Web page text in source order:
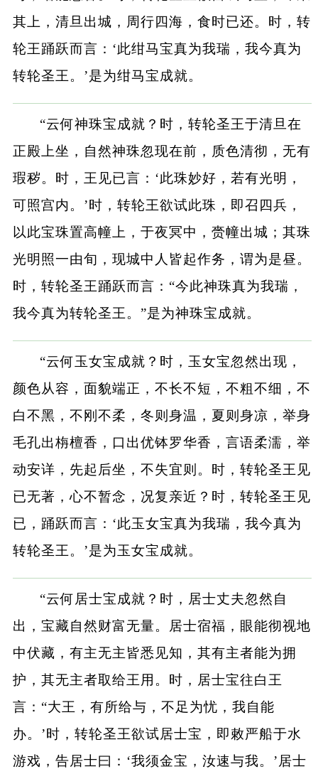
其上，清旦出城，周行四海，食时已还。时，转
轮王踊跃而言：‘此绀马宝真为我瑞，我今真为
转轮圣王。’是为绀马宝成就。
“云何神珠宝成就？时，转轮圣王于清旦在
正殿上坐，自然神珠忽现在前，质色清彻，无有
瑕秽。时，王见已言：‘此珠妙好，若有光明，
可照宫内。’时，转轮王欲试此珠，即召四兵，
以此宝珠置高幢上，于夜冥中，赍幢出城；其珠
光明照一由旬，现城中人皆起作务，谓为是昼。
时，转轮圣王踊跃而言：“今此神珠真为我瑞，
我今真为转轮圣王。”是为神珠宝成就。
“云何玉女宝成就？时，玉女宝忽然出现，
颜色从容，面貌端正，不长不短，不粗不细，不
白不黑，不刚不柔，冬则身温，夏则身凉，举身
毛孔出栴檀香，口出优钵罗华香，言语柔濡，举
动安详，先起后坐，不失宜则。时，转轮圣王见
已无著，心不暂念，况复亲近？时，转轮圣王见
已，踊跃而言：‘此玉女宝真为我瑞，我今真为
转轮圣王。’是为玉女宝成就。
“云何居士宝成就？时，居士丈夫忽然自
出，宝藏自然财富无量。居士宿福，眼能彻视地
中伏藏，有主无主皆悉见知，其有主者能为拥
护，其无主者取给王用。时，居士宝往白王
言：“大王，有所给与，不足为忧，我自能
办。’时，转轮圣王欲试居士宝，即敕严船于水
游戏，告居士曰：‘我须金宝，汝速与我。’居士